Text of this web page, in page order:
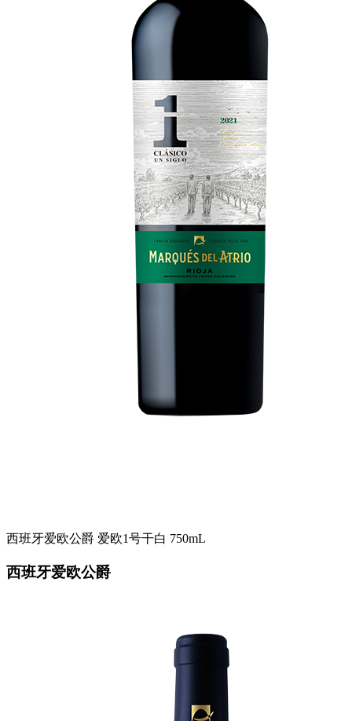
西班牙爱欧公爵 爱欧1号干白 750mL
西班牙爱欧公爵